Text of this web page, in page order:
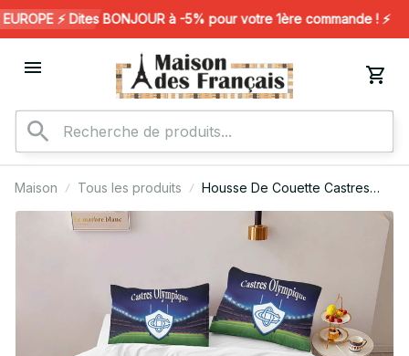
⚡️ Dites BONJOUR à -5% pour votre 1ère commande ! ⚡️
Maison Tous les produits
Housse De Couette Castres
Olympique Rugby Club 14
Parure de lit Ensemble De